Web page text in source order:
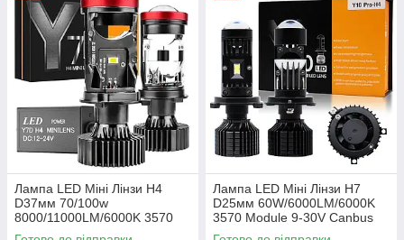
Лампа LED Міні Лінзи H4
D37мм 70/100w
8000/11000LM/6000K 3570
Module 9-30V Canbus Y7D
Лампа LED Міні Лінзи H7
D25мм 60W/6000LM/6000K
3570 Module 9-30V Canbus
Y10Pro